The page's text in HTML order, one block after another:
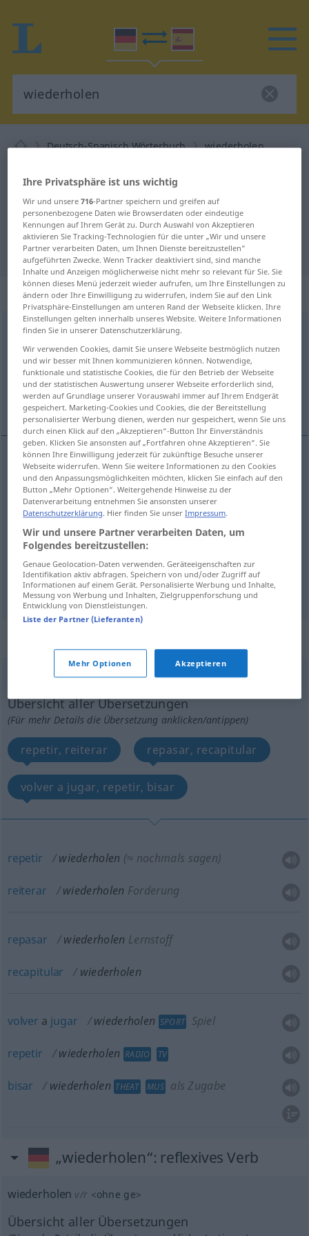
Deutsch-Spanisch Wörterbuch wiederholen
"wiederholen"
"wiederholen" Spanisch
Übersetzung
„wiederholen“: transitives Verb
wiederholenv/t <sep>
Übersicht aller Übersetzungen
(Für mehr Details die Übersetzung anklicken/antippen)
ir a recoger...
Beispiele
(sich
DAT )etwaswiederholen
arecogera/c
arecuperara/c
abuscara/c
wiederholenv/t <ohnege>
Übersicht aller Übersetzungen
(Für mehr Details die Übersetzung anklicken/antippen)
repetir, reiterar repasar, recapitular
volver a jugar, repetir, bisar
repetir wiederholen (≈ nochmals sagen)
reiterar wiederholen Forderung
repasar wiederholen Lernstoff
recapitular wiederholen
volver a jugar wiederholen SPORT Spiel
repetir wiederholen RADIO TV
bisar wiederholen THEAT MUS als Zugabe
„wiederholen“: reflexives Verb
wiederholen v/r <ohne ge>
Übersicht aller Übersetzungen
Ihre Privatsphäre ist uns wichtig
Wir und unsere716-Partner speichern und greifen auf
personenbezogene Daten wie Browserdaten oder eindeutige
Kennungen auf Ihrem Gerät zu. Durch Auswahl von Akzeptieren
aktivieren Sie Tracking-Technologien für die unter „Wir und unsere
Partner verarbeiten Daten, um Ihnen Dienste bereitzustellen“
aufgeführten Zwecke. Wenn Tracker deaktiviert sind, sind manche
Inhalte und Anzeigen möglicherweise nicht mehr so relevant für Sie. Sie
können dieses Menü jederzeit wieder aufrufen, um Ihre Einstellungen zu
ändern oder Ihre Einwilligung zu widerrufen, indem Sie auf den Link
Privatsphäre-Einstellungen am unteren Rand der Webseite klicken. Ihre
Einstellungen gelten innerhalb unseres Website. Weitere Informationen
finden Sie in unserer Datenschutzerklärung.
Wir verwenden Cookies, damit Sie unsere Webseite bestmöglich nutzen
und wir besser mit Ihnen kommunizieren können. Notwendige,
funktionale und statistische Cookies, die für den Betrieb der Webseite
und der statistischen Auswertung unserer Webseite erforderlich sind,
werden auf Grundlage unserer Vorauswahl immer auf Ihrem Endgerät
gespeichert. Marketing-Cookies und Cookies, die der Bereitstellung
personalisierter Werbung dienen, werden nur gespeichert, wenn Sie uns
durch einen Klick auf den „Akzeptieren“-Button Ihr Einverständnis
geben. Klicken Sie ansonsten auf „Fortfahren ohne Akzeptieren“. Sie
können Ihre Einwilligung jederzeit für zukünftige Besuche unserer
Webseite widerrufen. Wenn Sie weitere Informationen zu den Cookies
und den Anpassungsmöglichkeiten möchten, klicken Sie einfach auf den
Button „Mehr Optionen“. Weitergehende Hinweise zu der
Datenverarbeitung entnehmen Sie ansonsten unserer
Datenschutzerklärung. Hier finden Sie unserImpressum.
Wir und unsere Partner verarbeiten Daten, um
Folgendes bereitzustellen:
Genaue Geolocation-Daten verwenden. Geräteeigenschaften zur
Identifikation aktiv abfragen. Speichern von und/oder Zugriff auf
Informationen auf einem Gerät. Personalisierte Werbung und Inhalte,
Messung von Werbung und Inhalten, Zielgruppenforschung und
Entwicklung von Dienstleistungen.
Liste der Partner (Lieferanten)
Mehr Optionen Akzeptieren